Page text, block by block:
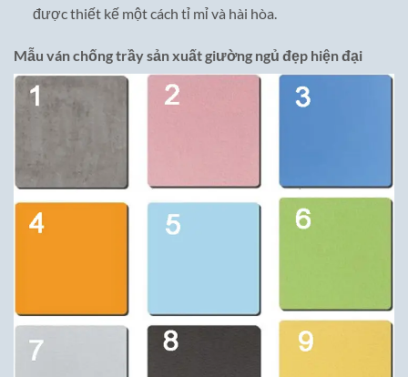
được thiết kế một cách tỉ mỉ và hài hòa.
Mẫu ván chống trầy sản xuất giường ngủ đẹp hiện đại